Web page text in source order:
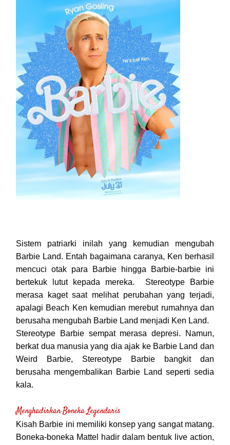
Sistem patriarki inilah yang kemudian mengubah
Barbie Land. Entah bagaimana caranya, Ken berhasil
mencuci otak para Barbie hingga Barbie-barbie ini
bertekuk lutut kepada mereka.
Stereotype Barbie
merasa kaget saat melihat perubahan yang terjadi,
apalagi Beach Ken kemudian merebut rumahnya dan
berusaha mengubah Barbie Land menjadi Ken Land.
Stereotype Barbie sempat merasa depresi. Namun,
berkat dua manusia yang dia ajak ke Barbie Land dan
Weird Barbie, Stereotype Barbie bangkit dan
berusaha mengembalikan Barbie Land seperti sedia
kala.
Menghadirkan Boneka Legendaris
Kisah Barbie ini memiliki konsep yang sangat matang.
Boneka-boneka Mattel hadir dalam bentuk live action,